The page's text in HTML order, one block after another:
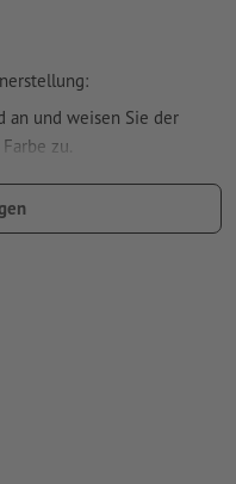
an und weisen Sie der
zu.
zu